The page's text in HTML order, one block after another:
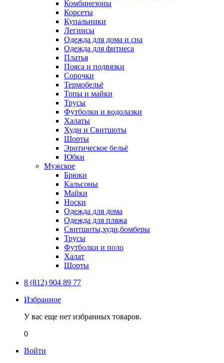
Комбинезоны
Корсеты
Купальники
Легинсы
Одежда для дома и сна
Одежда для фитнеса
Платья
Пояса и подвязки
Сорочки
Термобельё
Топы и майки
Трусы
Футболки и водолазки
Халаты
Худи и Свитшоты
Шорты
Эротическое бельё
Юбки
Мужское
Брюки
Кальсоны
Майки
Носки
Одежда для дома
Одежда для пляжа
Свитшоты,худи,бомберы
Трусы
Футболки и поло
Халат
Шорты
8 (812) 904 89 77
Избранное
У вас еще нет избранных товаров.
0
Войти